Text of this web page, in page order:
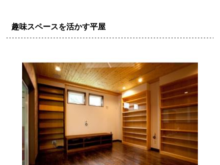
趣味スペースを活かす平屋